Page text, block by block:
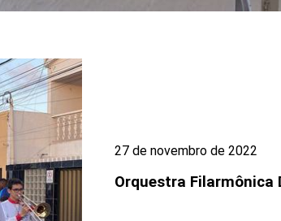
27 de novembro de 2022
Orquestra Filarmônica